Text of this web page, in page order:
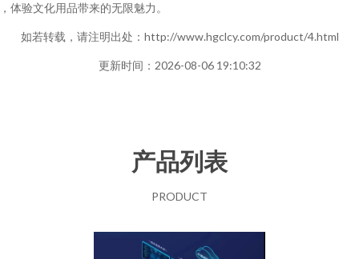
体验文化用品带来的无限魅力。
如若转载，请注明出处：http://www.hgclcy.com/product/4.html
更新时间：2026-08-06 19:10:32
产品列表
PRODUCT